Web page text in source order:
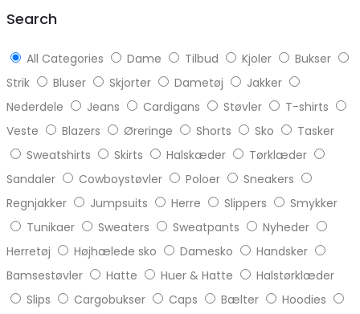
Search
All Categories Dame Tilbud Kjoler
Bukser
Strik
Bluser Skjorter Dametøj
Jakker
Nederdele
Jeans Cardigans Støvler
T-shirts
Veste
Blazers Øreringe Shorts Sko
Tasker
Sweatshirts
Skirts Halskæder
Tørklæder
Sandaler
Cowboystøvler Poloer
Sneakers
Regnjakker
Jumpsuits Herre Slippers
Smykker
Tunikaer
Sweaters Sweatpants
Nyheder
Herretøj
Højhælede sko Damesko
Handsker
Bamsestøvler
Hatte Huer & Hatte
Halstørklæder
Slips
Cargobukser Caps Bælter
Hoodies